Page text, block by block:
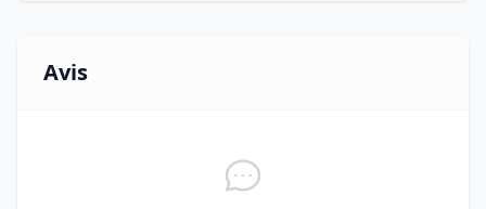
Avis